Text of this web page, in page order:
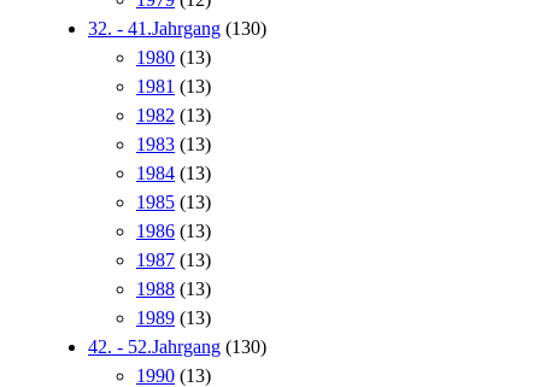
32. - 41.Jahrgang (130)
1980 (13)
1981 (13)
1982 (13)
1983 (13)
1984 (13)
1985 (13)
1986 (13)
1987 (13)
1988 (13)
1989 (13)
42. - 52.Jahrgang (130)
1990 (13)